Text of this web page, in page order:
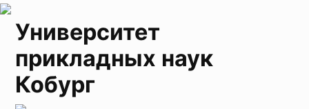
Университет
прикладных наук
Кобург